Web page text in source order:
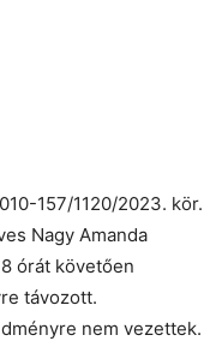
157/1120/2023. kör.
Nagy Amanda
órát követően
távozott.
nem vezettek.